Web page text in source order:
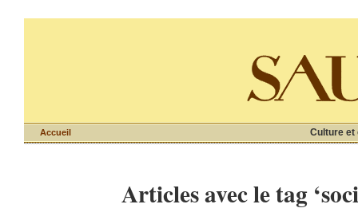
Culture et
Accueil
Articles avec le tag